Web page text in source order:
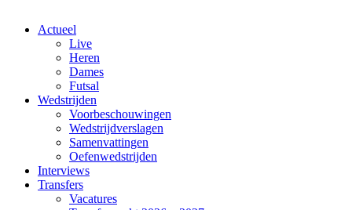
Actueel
Live
Heren
Dames
Futsal
Wedstrijden
Voorbeschouwingen
Wedstrijdverslagen
Samenvattingen
Oefenwedstrijden
Interviews
Transfers
Vacatures